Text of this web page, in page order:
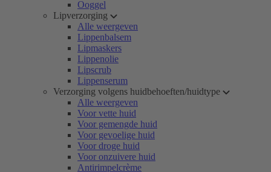
Ooggel
Lipverzorging
Alle weergeven
Lippenbalsem
Lipmaskers
Lippenolie
Lipscrub
Lippenserum
Verzorging volgens huidbehoeften/huidtype
Alle weergeven
Voor vette huid
Voor gemengde huid
Voor gevoelige huid
Voor droge huid
Voor onzuivere huid
Antirimpelcrème